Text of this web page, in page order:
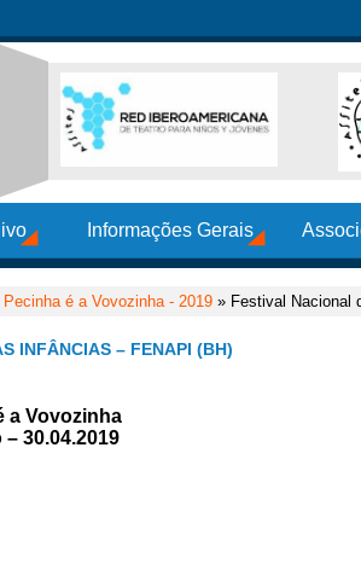
Informações Gerais
é a Vovozinha - 2019 » Festival Nacional
INFÂNCIAS – FENAPI (BH)
a Vovozinha
30.04.2019